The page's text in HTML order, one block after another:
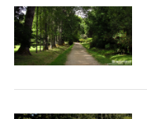
S